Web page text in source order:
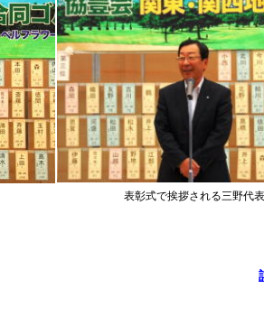
表彰式で挨拶される三野代